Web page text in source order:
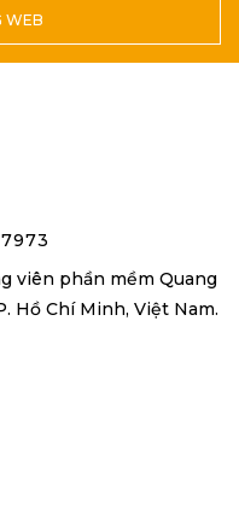
WEB
viên phần mềm Quang
Hồ Chí Minh, Việt Nam.